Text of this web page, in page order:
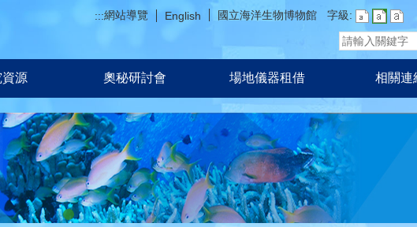
:::網站導覽 English 國立海洋生物博物館 字級:
源 奧秘研討會 場地儀器租借 相關連